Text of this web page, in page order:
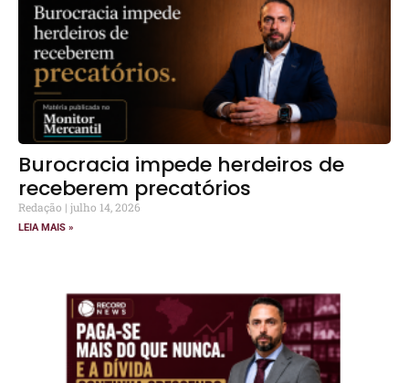
Burocracia impede herdeiros de
receberem precatórios
Redação julho 14, 2026
LEIA MAIS »